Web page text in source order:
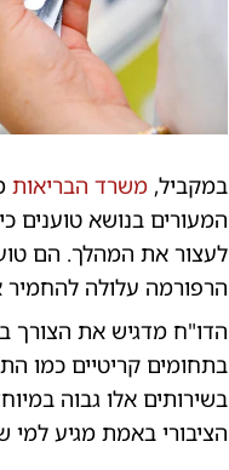
במקביל, משרד הבריאות
המעורים בנושא טוענים
לעצור את המהלך. הם
הרפורמה עלולה
הדו"ח מדגיש את הצורך
בתחומים קריטיים כמו
בשירותים אלו גבוה
הציבורי באמת מגיע למי